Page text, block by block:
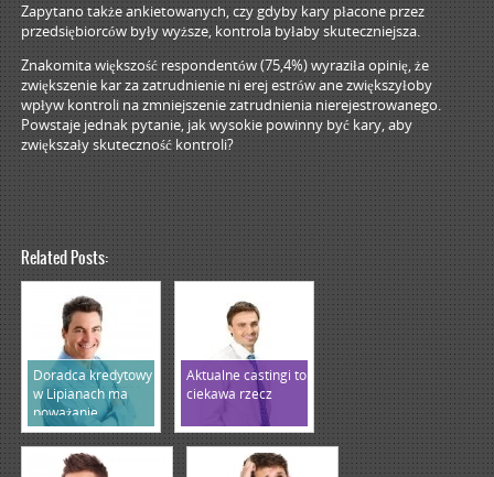
Zapytano także ankietowanych, czy gdyby kary płacone przez
przedsiębiorców były wyższe, kontrola byłaby skuteczniejsza.
Znakomita większość respondentów (75,4%) wyraziła opinię, że
zwiększenie kar za zatrudnienie ni erej estrów ane zwiększyłoby
wpływ kontroli na zmniejszenie zatrudnienia nierejestrowanego.
Powstaje jednak pytanie, jak wysokie powinny być kary, aby
zwiększały skuteczność kontroli?
Related Posts:
Doradca kredytowy
w Lipianach ma
poważanie
Aktualne castingi to
ciekawa rzecz